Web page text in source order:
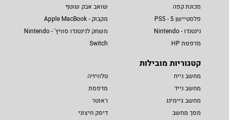
מכונת קפה
פלסטיישן 5 - PS5
נינטנדו - Nintendo
מדפסת HP
שואב אבק שוטף
מקבוק - Apple MacBook
משחק לנינטנדו סוויץ' - Nintendo
Switch
קטגוריות מובילות
מחשב נייח
מחשב נייד
מחשב גיימינג
מסך מחשב
טלוויזיה
מדפסת
ראוטר
דיסק חיצוני